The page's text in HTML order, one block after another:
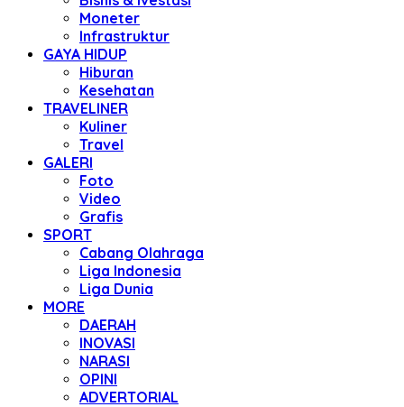
Moneter
Infrastruktur
GAYA HIDUP
Hiburan
Kesehatan
TRAVELINER
Kuliner
Travel
GALERI
Foto
Video
Grafis
SPORT
Cabang Olahraga
Liga Indonesia
Liga Dunia
MORE
DAERAH
INOVASI
NARASI
OPINI
ADVERTORIAL